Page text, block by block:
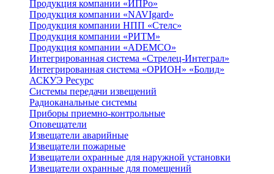
Продукция компании «ИПРо»
Продукция компании «NAVIgard»
Продукция компании НПП «Стелс»
Продукция компании «РИТМ»
Продукция компании «ADEMCO»
Интегрированная система «Стрелец-Интеграл»
Интегрированная система «ОРИОН» «Болид»
АСКУЭ Ресурс
Системы передачи извещений
Радиоканальные системы
Приборы приемно-контрольные
Оповещатели
Извещатели аварийные
Извещатели пожарные
Извещатели охранные для наружной установки
Извещатели охранные для помещений